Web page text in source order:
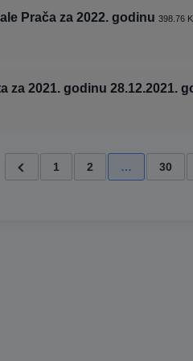
Prača za 2022. godinu 398.76
za 2021. godinu 28.12.2021.
1 2 … 30